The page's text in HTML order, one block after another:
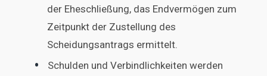
der Eheschließung, das Endvermögen zum
Zeitpunkt der Zustellung des
Scheidungsantrags ermittelt.
Schulden und Verbindlichkeiten werden